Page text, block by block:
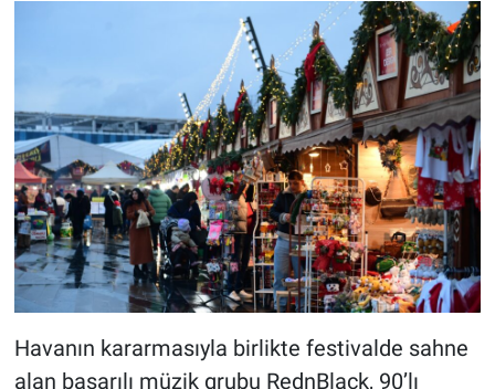
Havanın kararmasıyla birlikte festivalde sahne
alan başarılı müzik grubu RednBlack, 90’lı